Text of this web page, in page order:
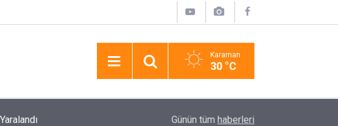
Karaman
30 °C
Manavgat’ta Sokak Hayvanlarına 75 Dönümlük
Günün tüm haberleri